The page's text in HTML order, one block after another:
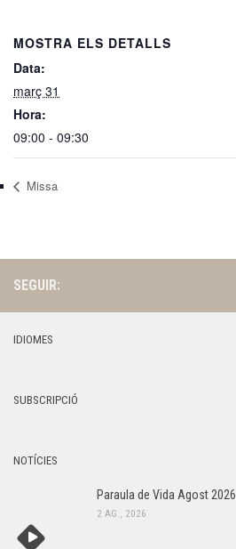
MOSTRA ELS DETALLS
Data:
març 31
Hora:
09:00 - 09:30
Missa
SEGUIR:
IDIOMES
SUBSCRIPCIÓ
NOTÍCIES
Paraula de Vida Agost 2026
2 AG., 2026